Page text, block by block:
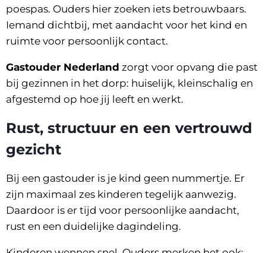
poespas. Ouders hier zoeken iets betrouwbaars.
Iemand dichtbij, met aandacht voor het kind en
ruimte voor persoonlijk contact.
Gastouder Nederland zorgt voor opvang die past
bij gezinnen in het dorp: huiselijk, kleinschalig en
afgestemd op hoe jij leeft en werkt.
Rust, structuur en een vertrouwd
gezicht
Bij een gastouder is je kind geen nummertje. Er
zijn maximaal zes kinderen tegelijk aanwezig.
Daardoor is er tijd voor persoonlijke aandacht,
rust en een duidelijke dagindeling.